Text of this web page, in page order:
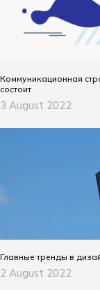
Коммуникационная
состоит
3 August 2022
Главные тренды в
2 August 2022